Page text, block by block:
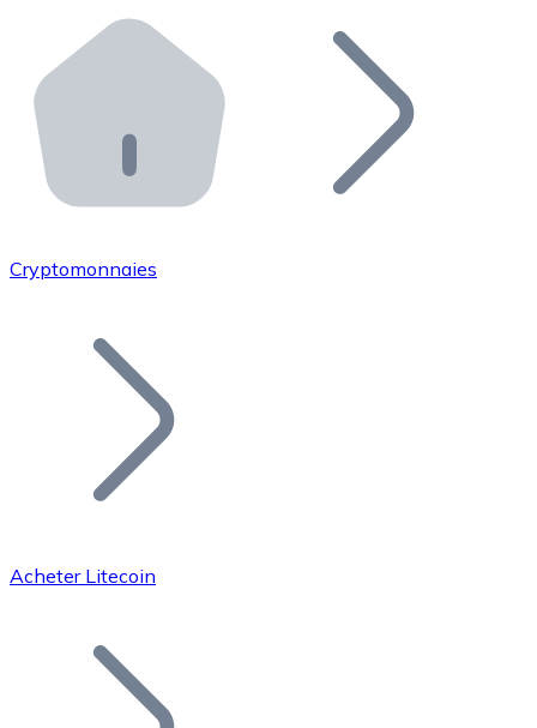
Distributeurs automatiques Bitnovo
Intégrez un ATM Bitnovo dans votre entreprise et
API Bitnovo
Intégrez notre API dans votre écosystème.
Rejoignez notre réseau de distributeurs et
Ajoutez le token de votre projet à notre service
Bitcoin
Cryptomonnaies
Acheter Litecoin